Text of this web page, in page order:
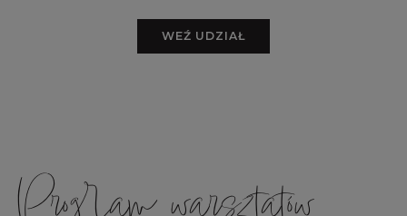
WEŹ UDZIAŁ